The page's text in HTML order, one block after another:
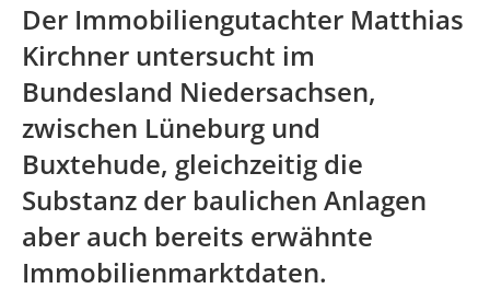
Der Immobiliengutachter Matthias
Kirchner untersucht im
Bundesland Niedersachsen,
zwischen Lüneburg und
Buxtehude, gleichzeitig die
Substanz der baulichen Anlagen
aber auch bereits erwähnte
Immobilienmarktdaten.